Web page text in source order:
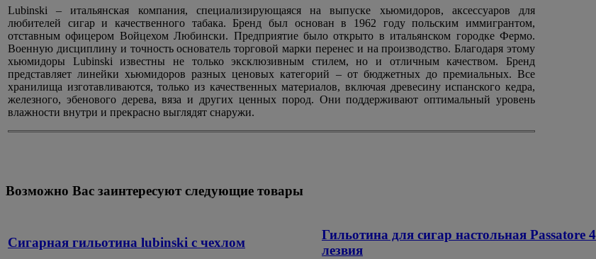
Lubinski – итальянская компания, специализирующаяся на выпуске хьюмидоров, аксессуаров для
любителей сигар и качественного табака. Бренд был основан в 1962 году польским иммигрантом,
отставным офицером Войцехом Любински. Предприятие было открыто в итальянском городке Фермо.
Военную дисциплину и точность основатель торговой марки перенес и на производство. Благодаря этому
хьюмидоры Lubinski известны не только эксклюзивным стилем, но и отличным качеством. Бренд
представляет линейки хьюмидоров разных ценовых категорий – от бюджетных до премиальных. Все
хранилища изготавливаются, только из качественных материалов, включая древесину испанского кедра,
железного, эбенового дерева, вяза и других ценных пород. Они поддерживают оптимальный уровень
влажности внутри и прекрасно выглядят снаружи.
Возможно Вас заинтересуют следующие товары
Сигарная гильотина lubinski с чехлом
Гильотина для сигар настольная Passatore 4
лезвия